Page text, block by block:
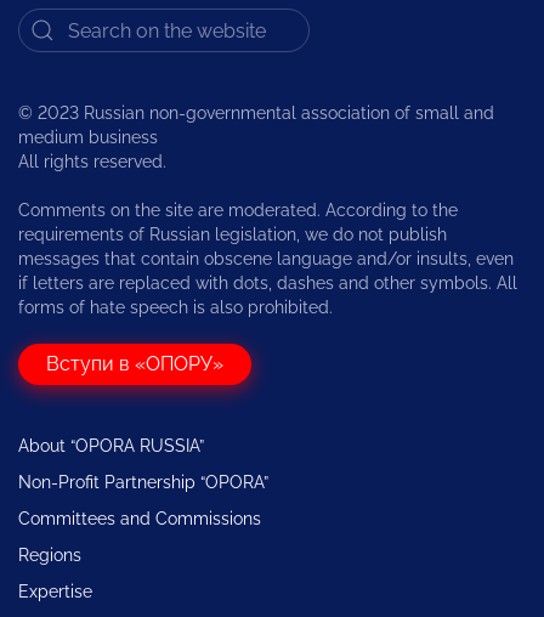
© 2023 Russian non-governmental association of small and
medium business
All rights reserved.
Comments on the site are moderated. According to the
requirements of Russian legislation, we do not publish
messages that contain obscene language and/or insults, even
if letters are replaced with dots, dashes and other symbols. All
forms of hate speech is also prohibited.
Вступи в «ОПОРУ»
About “OPORA RUSSIA”
Non-Profit Partnership “OPORA”
Committees and Commissions
Regions
Expertise